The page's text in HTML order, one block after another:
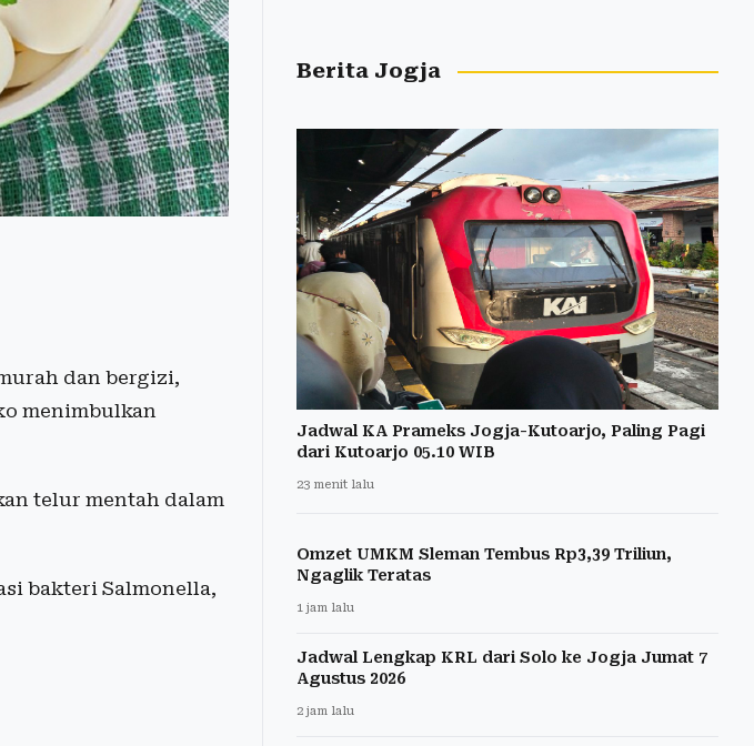
dan bergizi,
menimbulkan
telur mentah dalam
bakteri Salmonella,
Berita Jogja
Jadwal KA Prameks Jogja-Kutoarjo, Paling Pagi
dari Kutoarjo 05.10 WIB
23 menit lalu
Omzet UMKM Sleman Tembus Rp3,39 Triliun,
Ngaglik Teratas
1 jam lalu
Jadwal Lengkap KRL dari Solo ke Jogja Jumat 7
Agustus 2026
2 jam lalu